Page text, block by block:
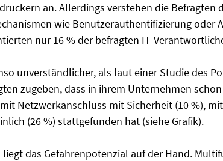
an. Allerdings verstehen die
wie Benutzerauthentifizierung oder
nur 16 % der befragten IT-
unverständlicher, als laut einer Studie des
zugeben, dass in ihrem Unternehmen
Netzwerkanschluss mit Sicherheit (10 %),
(26 %) stattgefunden hat (siehe Grafik).
liegt das Gefahrenpotenzial auf der Hand.